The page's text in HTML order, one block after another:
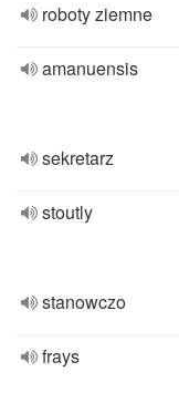
roboty ziemne
amanuensis
sekretarz
stoutly
stanowczo
frays